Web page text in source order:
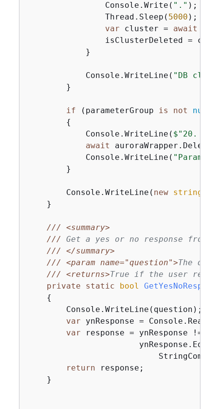
                Console.Write(
"." );
                Thread.Sleep(
5000 );
var cluster = await
isClusterDeleted =
            }
            Console.WriteLine(
"DB
        }
if (parameterGroup is not null
{
            Console.WriteLine(
$"20.
await
            Console.WriteLine(
        }
        Console.WriteLine(
new string
    }
///
<summary>
/// Get a yes or no response from
///
</summary>
///
<param name="question">The
///
<returns>True if the user
private
static bool
{
        Console.WriteLine(question);
var ynResponse =
var response = ynResponse !=
return response;
    }